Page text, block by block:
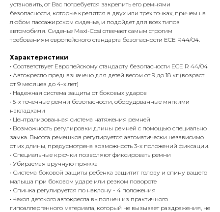
установить, от Вас потребуется закрепить его ремнями
безопасности, которые крепятся в двух или трех точках, причем на
любом пассажирском сиденье, и подойдет для всех типов
автомобиля. Сиденье Maxi-Cosi отвечает самым строгим
требованиям европейского стандарта безопасности ECE R44/04.
Характеристики
• Соответствует Европейскому стандарту безопасности ECE R 44/04
• Автокресло предназначено для детей весом от 9 до 18 кг (возраст
от 9 месяцев до 4-х лет)
• Надежная система защиты от боковых ударов
• 5-х точечные ремни безопасности, оборудованные мягкими
накладками
• Централизованная система натяжения ремней
• Возможность регулировки длины ремней с помощью специально
замка. Высота ремешков регулируется автоматически независимо
от их длины, предусмотрена возможность 3-х положений фиксации.
• Специальные крючки позволяют фиксировать ремни
• Убираемая вручную пряжка
• Система боковой защиты ребенка защитит голову и спину вашего
малыша при боковом ударе или резком повороте
• Спинка регулируется по наклону - 4 положения
• Чехол детского автокресла выполнен из практичного
гипоаллергенного материала, который не вызывает раздражения, не